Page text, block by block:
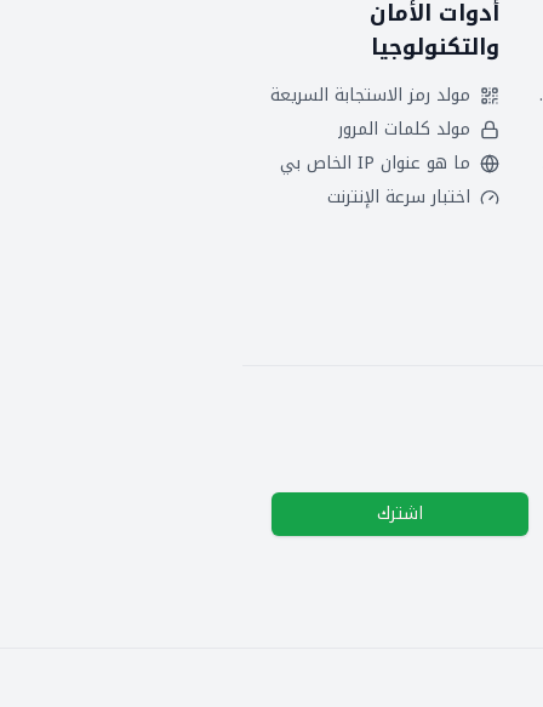
أدوات الأمان
والتكنولوجيا
مولد رمز الاستجابة السريعة
مولد كلمات المرور
ما هو عنوان IP الخاص بي
اختبار سرعة الإنترنت
اشترك